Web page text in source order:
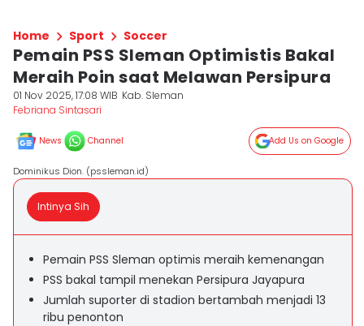
Home Sport Soccer
Pemain PSS Sleman Optimistis Bakal
Meraih Poin saat Melawan Persipura
01 Nov 2025, 17:08 WIB Kab. Sleman
Febriana Sintasari
News Channel Add Us on Google
Dominikus Dion. (pssleman.id)
Intinya Sih
Pemain PSS Sleman optimis meraih kemenangan
PSS bakal tampil menekan Persipura Jayapura
Jumlah suporter di stadion bertambah menjadi 13
ribu penonton